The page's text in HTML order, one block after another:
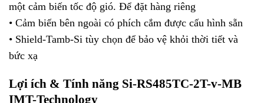
một cảm biến tốc độ gió. Để đặt hàng riêng
• Cảm biến bên ngoài có phích cắm được cấu hình sẵn
• Shield-Tamb-Si tùy chọn để bảo vệ khỏi thời tiết và
bức xạ
Lợi ích & Tính năng Si-RS485TC-2T-v-MB
IMT-Technology